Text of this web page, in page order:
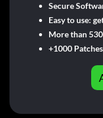
Secure
Easy to use:
More than
+1000